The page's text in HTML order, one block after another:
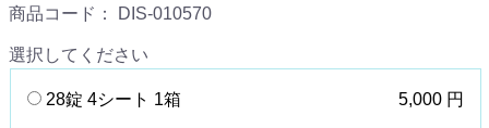
商品コード： DIS-010570
選択してください
28錠 4シート 1箱 5,000 円